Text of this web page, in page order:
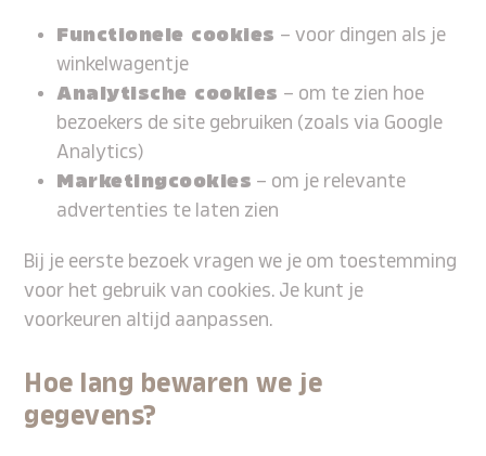
Functionele cookies – voor dingen als je
winkelwagentje
Analytische cookies – om te zien hoe
bezoekers de site gebruiken (zoals via Google
Analytics)
Marketingcookies – om je relevante
advertenties te laten zien
Bij je eerste bezoek vragen we je om toestemming
voor het gebruik van cookies. Je kunt je
voorkeuren altijd aanpassen.
Hoe lang bewaren we je
gegevens?